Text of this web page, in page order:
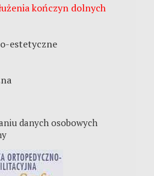
kończyn dolnych
estetyczne
danych osobowych